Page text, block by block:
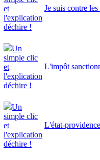
et
l'explication
déchire !
Je suis contre
Un
simple clic
et
l'explication
déchire !
L'impôt
Un
simple clic
et
l'explication
déchire !
L'état-providence